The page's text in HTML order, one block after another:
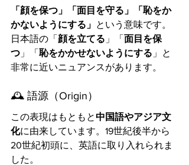
「顔を保つ」「面目を守る」「恥をか
かないようにする」 という意味です。
日本語の「 顔を立てる 」「 面目を保
つ 」「 恥をかかせないようにする 」と
非常に近いニュアンスがあります。
🕰️ 語源（Origin）
この表現はもともと中国語やアジア文
化に由来しています。19世紀後半から
20世紀初頭に、英語に取り入れられま
した。